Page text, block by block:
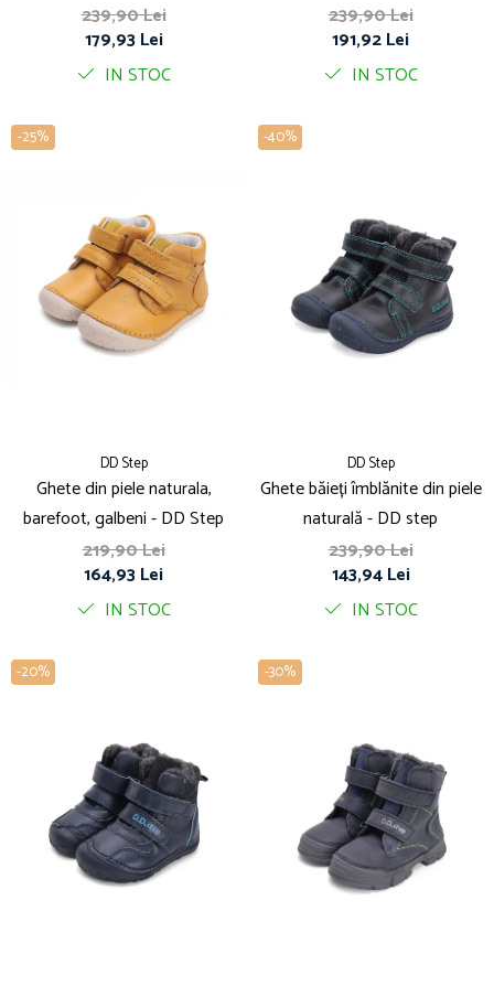
239,90 Lei
179,93 Lei
IN STOC
239,90 Lei
191,92 Lei
IN STOC
-25%
DD Step
Ghete din piele naturala,
barefoot, galbeni - DD Step
219,90 Lei
164,93 Lei
IN STOC
-40%
DD Step
Ghete băieți îmblănite din piele
naturală - DD step
239,90 Lei
143,94 Lei
IN STOC
-20% -30%